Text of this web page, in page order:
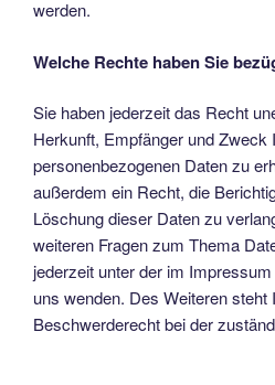
werden.
Welche Rechte haben Sie
Sie haben jederzeit das Recht
Herkunft, Empfänger und Zweck
personenbezogenen Daten zu
außerdem ein Recht, die
Löschung dieser Daten zu
weiteren Fragen zum Thema
jederzeit unter der im
uns wenden. Des Weiteren steht
Beschwerderecht bei der